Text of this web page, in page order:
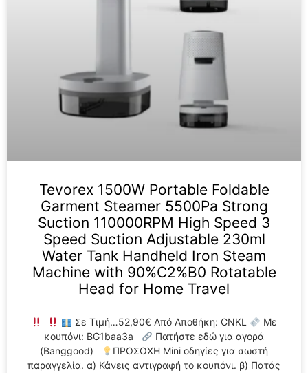
Tevorex 1500W Portable Foldable
Garment Steamer 5500Pa Strong
Suction 110000RPM High Speed 3
Speed Suction Adjustable 230ml
Water Tank Handheld Iron Steam
Machine with 90%C2%B0 Rotatable
Head for Home Travel
Σε Τιμή…52,90€ Από Αποθήκη: CNKL
Με
κουπόνι: BG1baa3a
Πατήστε εδώ για αγορά
(Banggood)
ΠΡΟΣΟΧΗ Mini οδηγίες για σωστή
παραγγελία. α) Κάνεις αντιγραφή το κουπόνι. β) Πατάς